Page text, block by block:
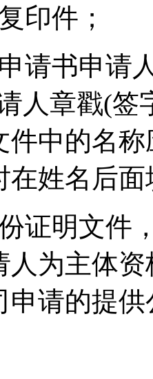
印件；
请书申请
人章戳(
件中的名
在姓名后
证明文件
人为主体
申请的提